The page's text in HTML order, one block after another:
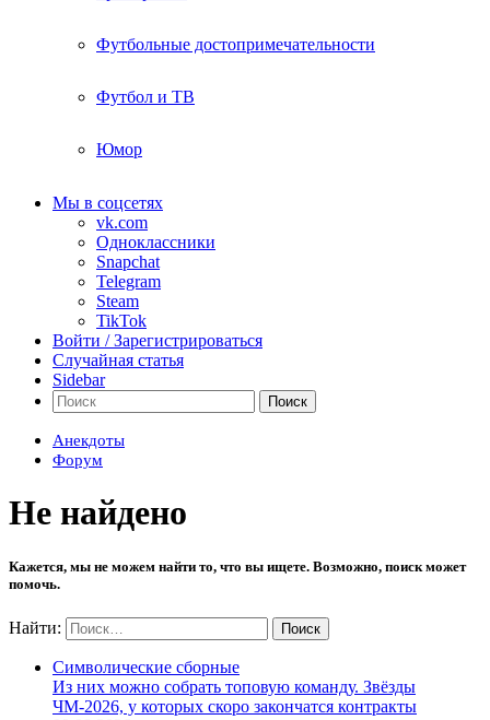
Футбольные достопримечательности
Футбол и ТВ
Юмор
Мы в соцсетях
vk.com
Одноклассники
Snapchat
Telegram
Steam
TikTok
Войти / Зарегистрироваться
Случайная статья
Sidebar
Поиск
Анекдоты
Форум
Не найдено
Кажется, мы не можем найти то, что вы ищете. Возможно, поиск может
помочь.
Найти:
Символические сборные
Из них можно собрать топовую команду. Звёзды
ЧМ-2026, у которых скоро закончатся контракты